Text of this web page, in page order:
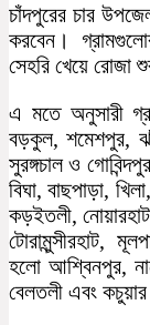
চাঁদপুরের চার
করবেন।
সেহরি খেয়ে রোজা
এ মতে অনুসারী
বড়কুল, শমেশপুর,
সুরঙ্গচাল ও
বিঘা, বাছপাড়া,
কড়ইতলী,
টোরামুন্সীরহাট,
হলো আশ্বিনপুর,
বেলতলী এবং